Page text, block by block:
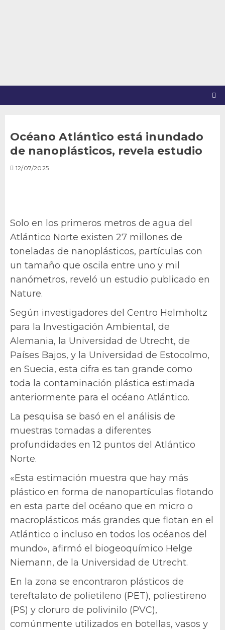
Océano Atlántico está inundado
de nanoplásticos, revela estudio
12/07/2025
Solo en los primeros metros de agua del
Atlántico Norte existen 27 millones de
toneladas de nanoplásticos, partículas con
un tamaño que oscila entre uno y mil
nanómetros, reveló un estudio publicado en
Nature.
Según investigadores del Centro Helmholtz
para la Investigación Ambiental, de
Alemania, la Universidad de Utrecht, de
Países Bajos, y la Universidad de Estocolmo,
en Suecia, esta cifra es tan grande como
toda la contaminación plástica estimada
anteriormente para el océano Atlántico.
La pesquisa se basó en el análisis de
muestras tomadas a diferentes
profundidades en 12 puntos del Atlántico
Norte.
«Esta estimación muestra que hay más
plástico en forma de nanopartículas flotando
en esta parte del océano que en micro o
macroplásticos más grandes que flotan en el
Atlántico o incluso en todos los océanos del
mundo», afirmó el biogeoquímico Helge
Niemann, de la Universidad de Utrecht.
En la zona se encontraron plásticos de
tereftalato de polietileno (PET), poliestireno
(PS) y cloruro de polivinilo (PVC),
comúnmente utilizados en botellas, vasos y